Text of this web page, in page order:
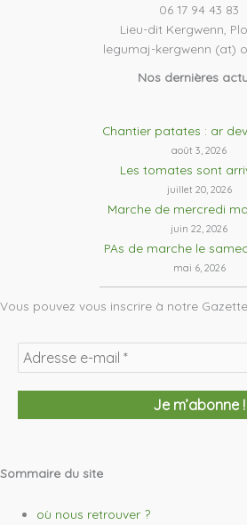
06 17 94 43 83
Lieu-dit Kergwenn,
legumaj-kergwenn (at)
Nos dernières
Chantier patates : ar
août 3, 2026
Les tomates sont
juillet 20, 2026
Marche de mercredi
juin 22, 2026
PAs de marche le
mai 6, 2026
Vous pouvez vous inscrire à notre
Sommaire du site
où nous retrouver ?